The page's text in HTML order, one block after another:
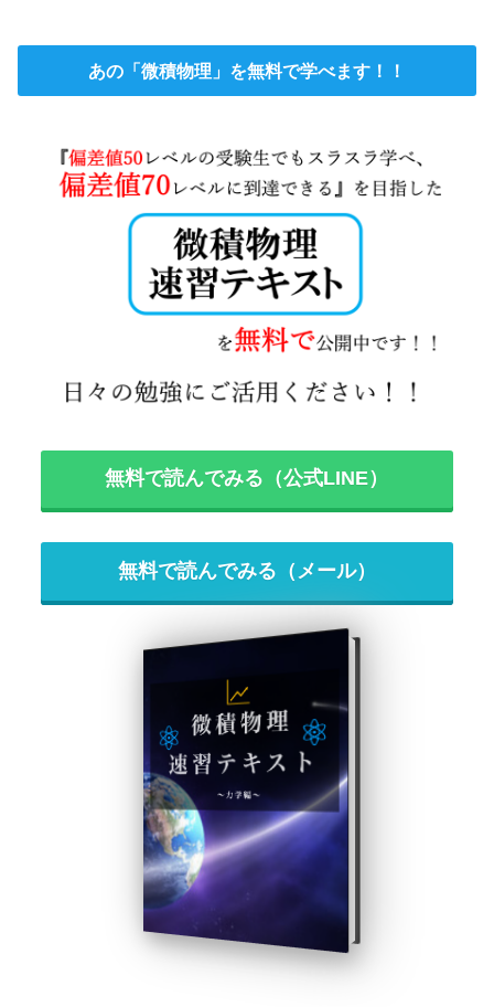
あの「微積物理」を無料で学べます！！
無料で読んでみる（公式LINE）
無料で読んでみる（メール）